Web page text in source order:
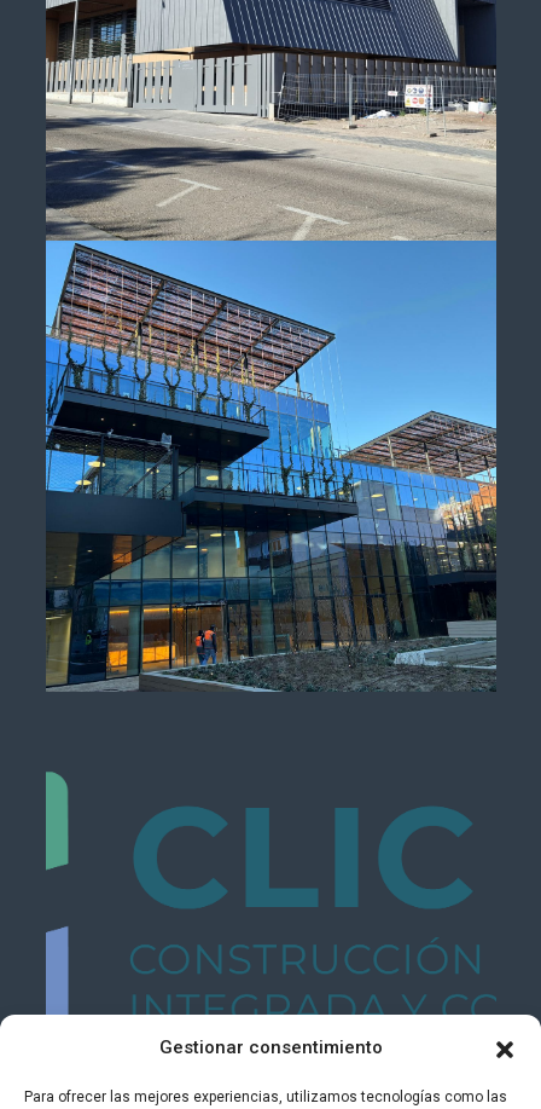
Gestionar consentimiento
Para ofrecer las mejores experiencias, utilizamos tecnologías como las